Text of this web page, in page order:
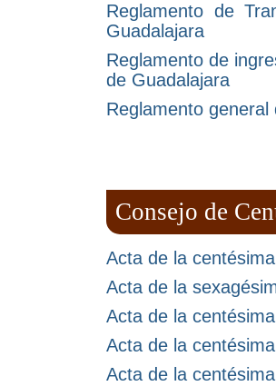
Reglamento de
Guadalajara
Reglamento de
de Guadalajara
Reglamento general
Consejo de
Acta de la
Acta de la
Acta de la
Acta de la
Acta de la